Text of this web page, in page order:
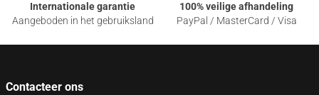
Internationale garantie
Aangeboden in het gebruiksland
100% veilige afhandeling
PayPal / MasterCard / Visa
Contacteer ons